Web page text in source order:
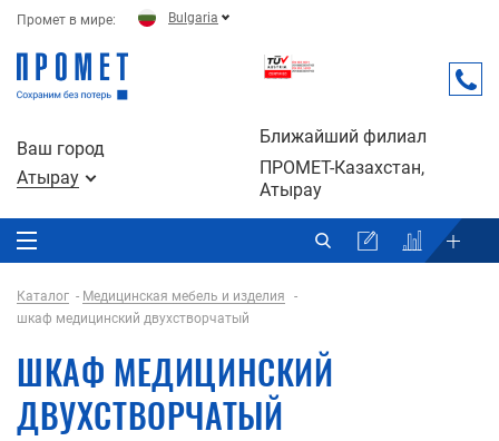
Промет в мире: Bulgaria
Ваш город
Атырау
Ближайший филиал
ПРОМЕТ-Казахстан,
Атырау
Каталог
Медицинская мебель и изделия
шкаф медицинский двухстворчатый
ШКАФ МЕДИЦИНСКИЙ
ДВУХСТВОРЧАТЫЙ